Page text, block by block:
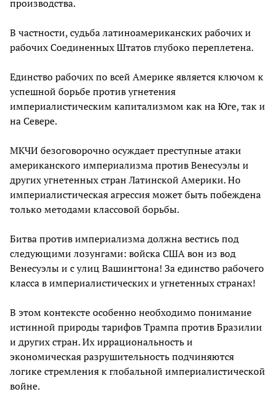
производства.
В частности, судьба латиноамериканских рабочих и
рабочих Соединенных Штатов глубоко переплетена.
Единство рабочих по всей Америке является ключом к
успешной борьбе против угнетения
империалистическим капитализмом как на Юге, так и
на Севере.
МКЧИ безоговорочно осуждает преступные атаки
американского империализма против Венесуэлы и
других угнетенных стран Латинской Америки. Но
империалистическая агрессия может быть побеждена
только методами классовой борьбы.
Битва против империализма должна вестись под
следующими лозунгами: войска США вон из вод
Венесуэлы и с улиц Вашингтона! За единство рабочего
класса в империалистических и угнетенных странах!
В этом контексте особенно необходимо понимание
истинной природы тарифов Трампа против Бразилии
и других стран. Их иррациональность и
экономическая разрушительность подчиняются
логике стремления к глобальной империалистической
войне.